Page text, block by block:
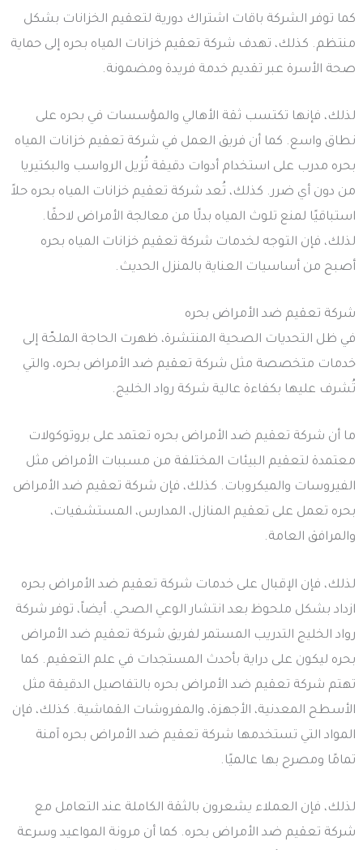
كما توفر الشركة باقات اشتراك دورية لتعقيم الخزانات بشكل
منتظم. كذلك، تهدف شركة تعقيم خزانات المياه بحره إلى حماية
صحة الأسرة عبر تقديم خدمة فريدة ومضمونة.
لذلك، فإنها تكتسب ثقة الأهالي والمؤسسات في بحره على
نطاق واسع. كما أن فريق العمل في شركة تعقيم خزانات المياه
بحره مدرب على استخدام أدوات دقيقة تُزيل الرواسب والبكتيريا
من دون أي ضرر. كذلك، تُعد شركة تعقيم خزانات المياه بحره حلاً
استباقيًا لمنع تلوث المياه بدلًا من معالجة الأمراض لاحقًا.
لذلك، فإن التوجه لخدمات شركة تعقيم خزانات المياه بحره
أصبح من أساسيات العناية بالمنزل الحديث.
شركة تعقيم ضد الأمراض بحره
في ظل التحديات الصحية المنتشرة، ظهرت الحاجة الملحّة إلى
خدمات متخصصة مثل شركة تعقيم ضد الأمراض بحره، والتي
تُشرف عليها بكفاءة عالية شركة رواد الخليج.
ما أن شركة تعقيم ضد الأمراض بحره تعتمد على بروتوكولات
معتمدة لتعقيم البيئات المختلفة من مسببات الأمراض مثل
الفيروسات والميكروبات. كذلك، فإن شركة تعقيم ضد الأمراض
بحره تعمل على تعقيم المنازل، المدارس، المستشفيات،
والمرافق العامة.
لذلك، فإن الإقبال على خدمات شركة تعقيم ضد الأمراض بحره
ازداد بشكل ملحوظ بعد انتشار الوعي الصحي. أيضاً، توفر شركة
رواد الخليج التدريب المستمر لفريق شركة تعقيم ضد الأمراض
بحره ليكون على دراية بأحدث المستجدات في علم التعقيم. كما
تهتم شركة تعقيم ضد الأمراض بحره بالتفاصيل الدقيقة مثل
الأسطح المعدنية، الأجهزة، والمفروشات القماشية. كذلك، فإن
المواد التي تستخدمها شركة تعقيم ضد الأمراض بحره آمنة
تمامًا ومصرح بها عالميًا.
لذلك، فإن العملاء يشعرون بالثقة الكاملة عند التعامل مع
شركة تعقيم ضد الأمراض بحره. كما أن مرونة المواعيد وسرعة